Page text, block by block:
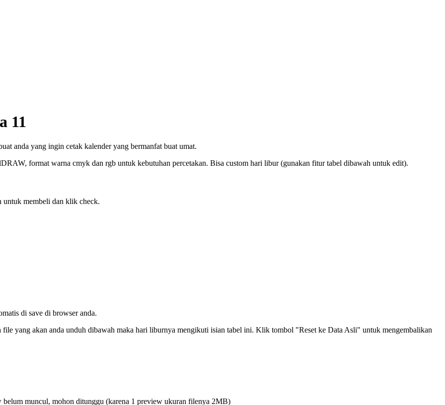
11
anda yang ingin cetak kalender yang bermanfat buat umat.
format warna cmyk dan rgb untuk kebutuhan percetakan. Bisa custom hari libur (gunakan fitur tabel dibawah untuk edit).
untuk membeli dan klik check.
di save di browser anda.
yang akan anda unduh dibawah maka hari liburnya mengikuti isian tabel ini. Klik tombol "Reset ke Data Asli" untuk mengembalikan
muncul, mohon ditunggu (karena 1 preview ukuran filenya 2MB)